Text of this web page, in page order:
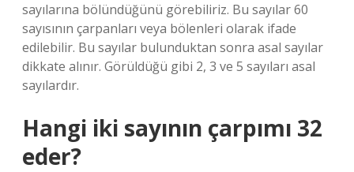
sayılarına bölündüğünü görebiliriz. Bu sayılar 60
sayısının çarpanları veya bölenleri olarak ifade
edilebilir. Bu sayılar bulunduktan sonra asal sayılar
dikkate alınır. Görüldüğü gibi 2, 3 ve 5 sayıları asal
sayılardır.
Hangi iki sayının çarpımı 32
eder?